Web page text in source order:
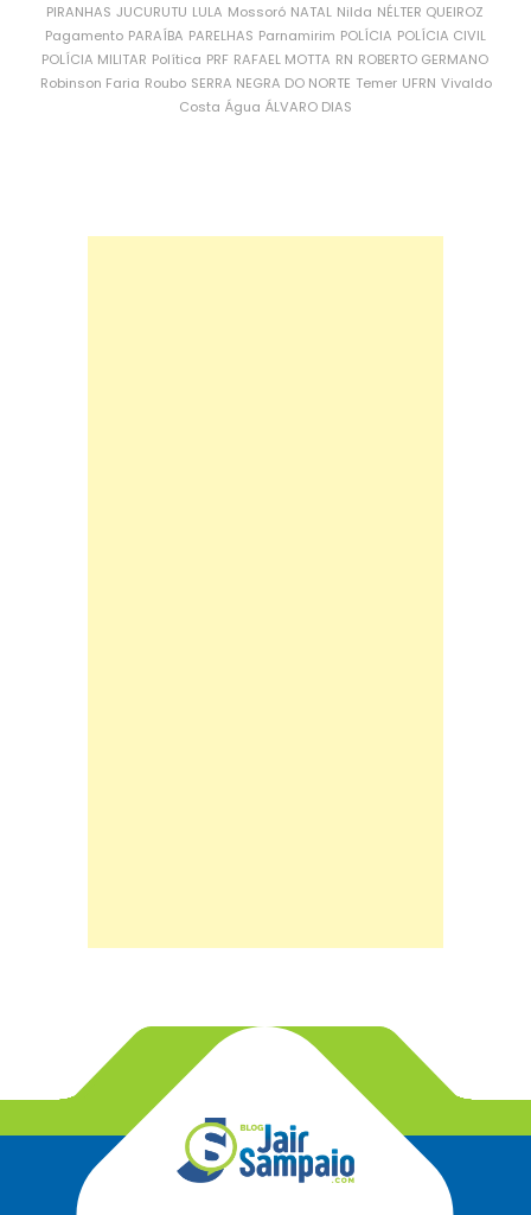
PIRANHAS JUCURUTU LULA Mossoró NATAL Nilda NÉLTER QUEIROZ
Pagamento PARAÍBA PARELHAS Parnamirim POLÍCIA POLÍCIA CIVIL
POLÍCIA MILITAR Política PRF RAFAEL MOTTA RN ROBERTO GERMANO
Robinson Faria Roubo SERRA NEGRA DO NORTE Temer UFRN Vivaldo
Costa Água ÁLVARO DIAS